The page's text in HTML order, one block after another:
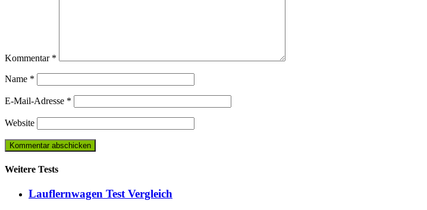
Kommentar *
Name *
E-Mail-Adresse *
Website
Weitere Tests
Lauflernwagen Test Vergleich